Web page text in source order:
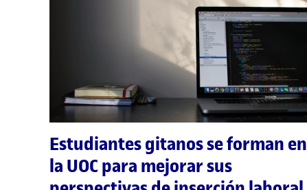
Estudiantes gitanos se forman en
la UOC para mejorar sus